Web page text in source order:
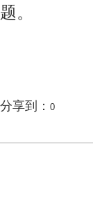
题。
分享到： 0